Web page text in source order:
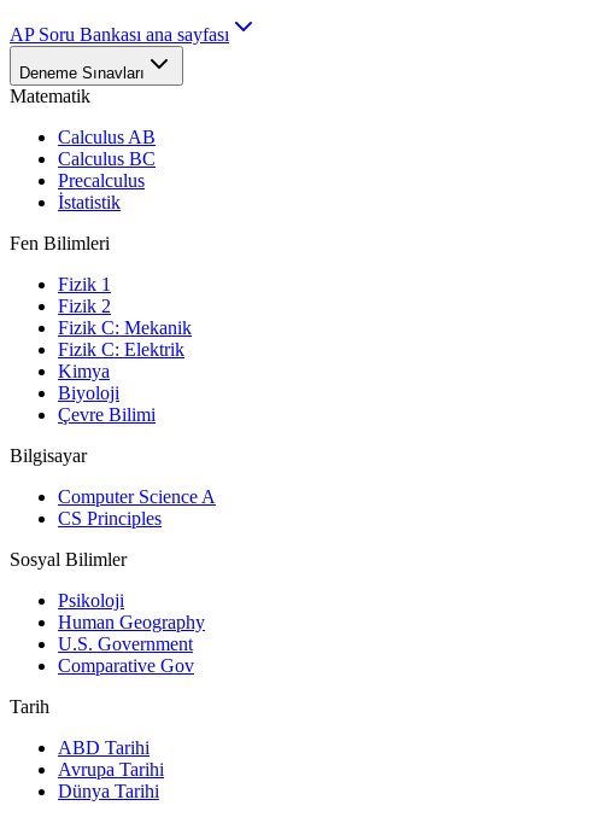
AP Soru Bankası ana sayfası
Deneme Sınavları
Matematik
Calculus AB
Calculus BC
Precalculus
İstatistik
Fen Bilimleri
Fizik 1
Fizik 2
Fizik C: Mekanik
Fizik C: Elektrik
Kimya
Biyoloji
Çevre Bilimi
Bilgisayar
Computer Science A
CS Principles
Sosyal Bilimler
Psikoloji
Human Geography
U.S. Government
Comparative Gov
Tarih
ABD Tarihi
Avrupa Tarihi
Dünya Tarihi